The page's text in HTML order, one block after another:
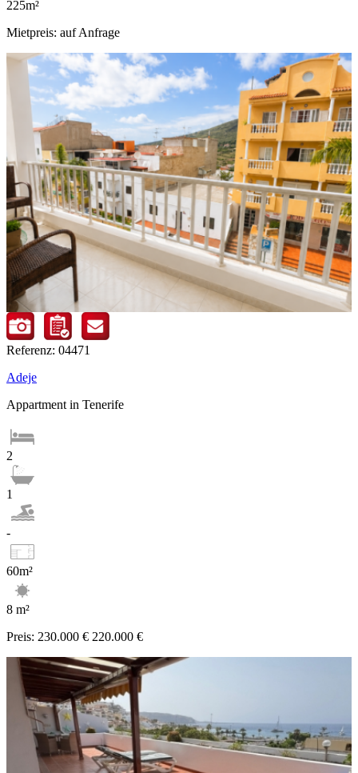
225m²
Mietpreis: auf Anfrage
Referenz: 04471
Adeje
Appartment in Tenerife
2
1
-
60m²
8 m²
Preis: 230.000 € 220.000 €